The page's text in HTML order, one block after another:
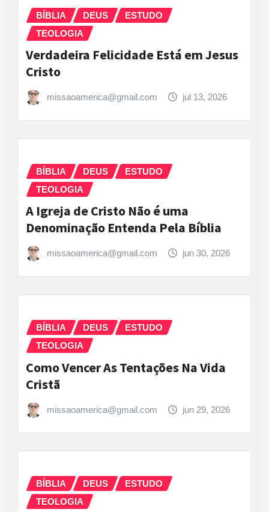
BÍBLIA DEUS
ESTUDO
TEOLOGIA
Verdadeira Felicidade Está em Jesus
Cristo
missaoamerica@gmail.com jul 13, 2026
BÍBLIA DEUS
ESTUDO
TEOLOGIA
A Igreja de Cristo Não é uma
Denominação Entenda Pela Bíblia
missaoamerica@gmail.com jun 30, 2026
BÍBLIA DEUS
ESTUDO
TEOLOGIA
Como Vencer As Tentações Na Vida
Cristã
missaoamerica@gmail.com jun 29, 2026
BÍBLIA DEUS
ESTUDO
TEOLOGIA